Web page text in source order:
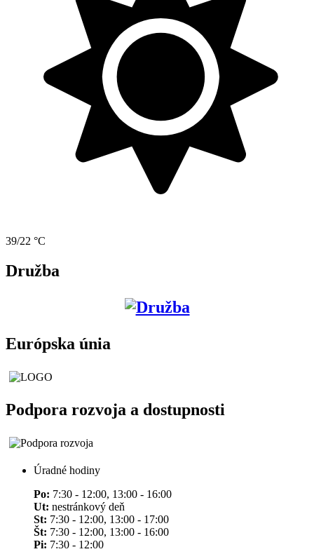
39/22 °C
Družba
Európska únia
Podpora rozvoja a dostupnosti
Úradné hodiny
Po: 7:30 - 12:00, 13:00 - 16:00
Ut: nestránkový deň
St: 7:30 - 12:00, 13:00 - 17:00
Št: 7:30 - 12:00, 13:00 - 16:00
Pi: 7:30 - 12:00